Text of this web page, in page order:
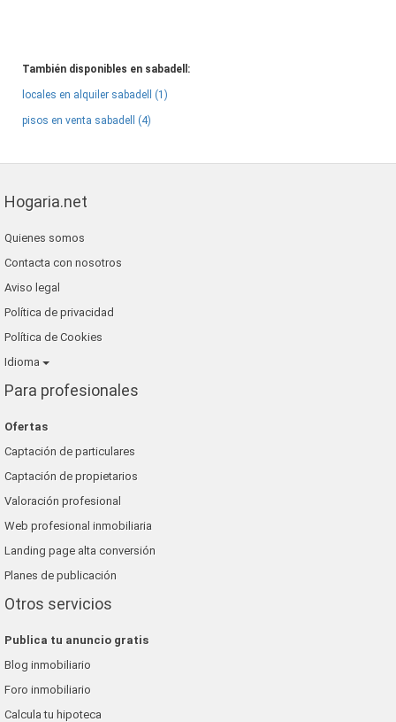
También disponibles en sabadell:
locales en alquiler sabadell (1)
pisos en venta sabadell (4)
Hogaria.net
Quienes somos
Contacta con nosotros
Aviso legal
Política de privacidad
Política de Cookies
Idioma
Para profesionales
Ofertas
Captación de particulares
Captación de propietarios
Valoración profesional
Web profesional inmobiliaria
Landing page alta conversión
Planes de publicación
Otros servicios
Publica tu anuncio gratis
Blog inmobiliario
Foro inmobiliario
Calcula tu hipoteca